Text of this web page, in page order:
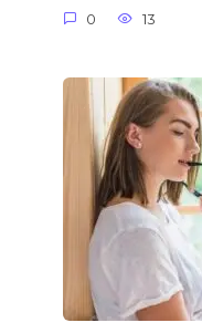
0 13